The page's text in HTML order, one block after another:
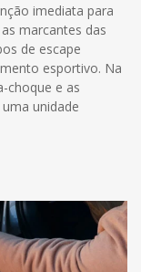
imediata para
marcantes das
de escape
esportivo. Na
choque e as
unidade